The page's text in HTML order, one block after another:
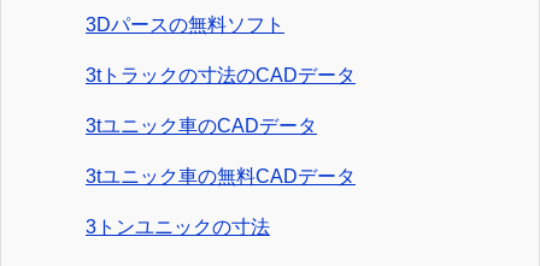
3Dパースの無料ソフト
3tトラックの寸法のCADデータ
3tユニック車のCADデータ
3tユニック車の無料CADデータ
3トンユニックの寸法